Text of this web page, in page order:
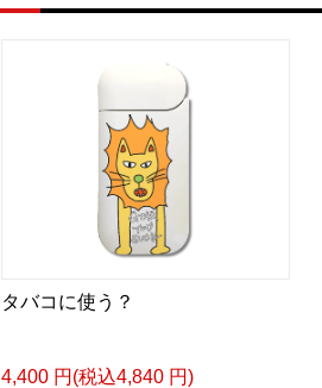
タバコに使う？
4,400 円(税込4,840 円)